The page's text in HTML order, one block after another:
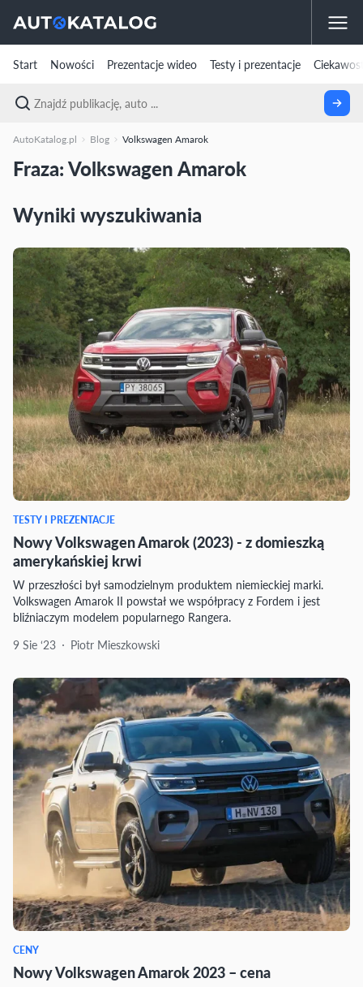
Start Nowości Prezentacje wideo Testy i prezentacje
AutoKatalog.pl Blog Volkswagen Amarok
Fraza: Volkswagen Amarok
Wyniki wyszukiwania
TESTY I PREZENTACJE
Nowy Volkswagen Amarok (2023) - z domieszką
amerykańskiej krwi
W przeszłości był samodzielnym produktem niemieckiej marki.
Volkswagen Amarok II powstał we współpracy z Fordem i jest
bliźniaczym modelem popularnego Rangera.
9 Sie ‘23
Piotr Mieszkowski
CENY
Nowy Volkswagen Amarok 2023 – cena